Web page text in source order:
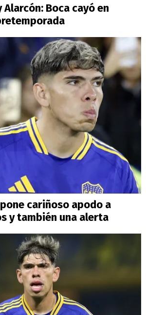
Alarcón: Boca cayó en
cariñoso apodo a
y también una alerta